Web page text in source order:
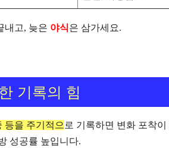
내고, 늦은 야식은 삼가세요.
기록의 힘
등을 주기적으로 기록하면 변화 포착
성공률 높입니다.